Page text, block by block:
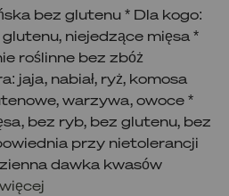
bez glutenu * Dla kogo:
niejedzące mięsa *
roślinne bez zbóż
jaja, nabiał, ryż, komosa
warzywa, owoce *
bez ryb, bez glutenu, bez
przy nietolerancji
dawka kwasów